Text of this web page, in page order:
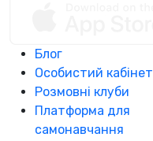
Блог
Особистий кабінет
Розмовні клуби
Платформа для
самонавчання